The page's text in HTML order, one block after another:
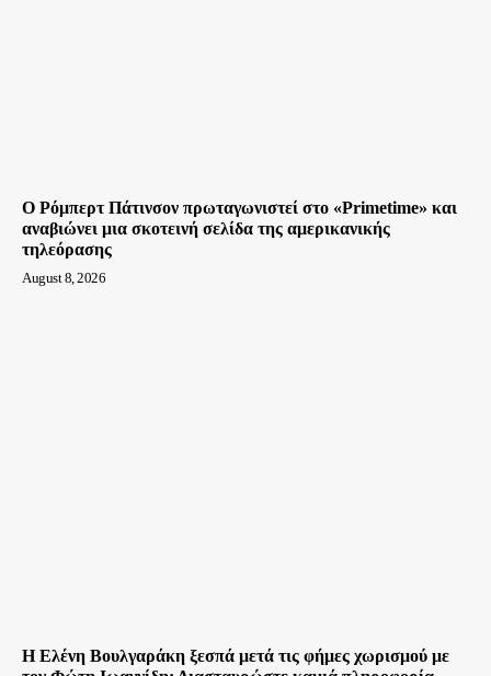
Ο Ρόμπερτ Πάτινσον πρωταγωνιστεί στο «Primetime» και
αναβιώνει μια σκοτεινή σελίδα της αμερικανικής
τηλεόρασης
August 8, 2026
Η Ελένη Βουλγαράκη ξεσπά μετά τις φήμες χωρισμού με